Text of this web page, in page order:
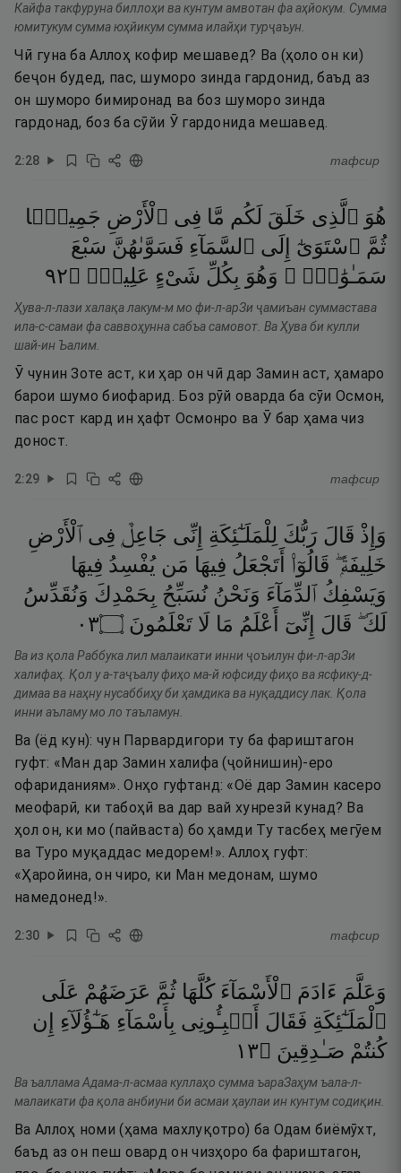
Кайфа такфуруна биллоҳи ва кунтум амвотан фа аҳйокум. Сумма
юмитукум сумма юҳйикум сумма илайҳи турҷаъун.
Чӣ гуна ба Аллоҳ кофир мешавед? Ва (ҳоло он ки)
беҷон будед, пас, шуморо зинда гардонид, баъд аз
он шуморо бимиронад ва боз шуморо зинда
гардонад, боз ба сӯйи Ӯ гардонида мешавед.
2:28 тафсир
هُوَ ٱلَّذِى خَلَقَ لَكُم مَّا فِى ٱلْأَرْضِ جَمِيعًۭا
ثُمَّ ٱسْتَوَىٰٓ إِلَى ٱلسَّمَآءِ فَسَوَّىٰهُنَّ سَبْعَ
سَمَـٰوَٰتٍۢ ۚ وَهُوَ بِكُلِّ شَىْءٍ عَلِيمٌۭ ۝٢٩
Ҳува-л-лази халақа лакум-м мо фи-л-арЗи ҷамиъан суммастава
ила-с-самаи фа саввоҳунна сабъа самовот. Ва Ҳува би кулли
шай-ин Ъалим.
Ӯ чунин Зоте аст, ки ҳар он чӣ дар Замин аст, ҳамаро
барои шумо биофарид. Боз рӯй оварда ба сӯи Осмон,
пас рост кард ин ҳафт Осмонро ва Ӯ бар ҳама чиз
доност.
2:29 тафсир
وَإِذْ قَالَ رَبُّكَ لِلْمَلَـٰٓئِكَةِ إِنِّى جَاعِلٌۭ فِى ٱلْأَرْضِ
خَلِيفَةًۭ ۖ قَالُوٓا۟ أَتَجْعَلُ فِيهَا مَن يُفْسِدُ فِيهَا
وَيَسْفِكُ ٱلدِّمَآءَ وَنَحْنُ نُسَبِّحُ بِحَمْدِكَ وَنُقَدِّسُ
لَكَ ۖ قَالَ إِنِّىٓ أَعْلَمُ مَا لَا تَعْلَمُونَ ۝٣٠
Ва из қола Раббука лил малаикати инни ҷоъилун фи-л-арЗи
халифаҳ. Қол у а-таҷъалу фиҳо ма-й юфсиду фиҳо ва ясфику-д-
димаа ва наҳну нусаббиҳу би ҳамдика ва нуқаддису лак. Қола
инни аъламу мо ло таъламун.
Ва (ёд кун): чун Парвардигори ту ба фариштагон
гуфт: «Ман дар Замин халифа (ҷойнишин)-еро
офариданиям». Онҳо гуфтанд: «Оё дар Замин касеро
меофарӣ, ки табоҳӣ ва дар вай хунрезӣ кунад? Ва
ҳол он, ки мо (пайваста) бо ҳамди Ту тасбеҳ мегӯем
ва Туро муқаддас медорем!». Аллоҳ гуфт:
«Ҳаройина, он чиро, ки Ман медонам, шумо
намедонед!».
2:30 тафсир
وَعَلَّمَ ءَادَمَ ٱلْأَسْمَآءَ كُلَّهَا ثُمَّ عَرَضَهُمْ عَلَى
ٱلْمَلَـٰٓئِكَةِ فَقَالَ أَنۢبِـُٔونِى بِأَسْمَآءِ هَـٰٓؤُلَآءِ
إِن
كُنتُمْ صَـٰدِقِينَ ۝٣١
Ва ъаллама Адама-л-асмаа куллаҳо сумма ъараЗаҳум ъала-л-
малаикати фа қола анбиуни би асмаи ҳаулаи ин кунтум содиқин.
Ва Аллоҳ номи (ҳама махлуқотро) ба Одам биёмӯхт,
баъд аз он пеш овард он чизҳоро ба фариштагон,